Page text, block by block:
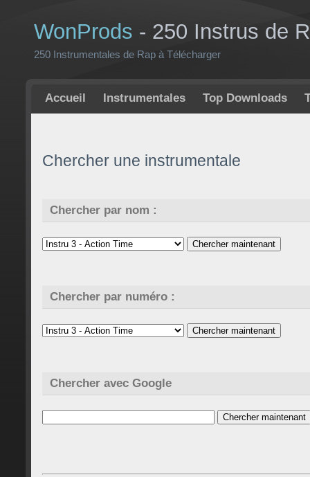
WonProds - 250 Instrus de
250 Instrumentales de Rap à Télécharger
Accueil Instrumentales Top Downloads
Chercher une instrumentale
Chercher par nom :
Chercher par numéro :
Chercher avec Google